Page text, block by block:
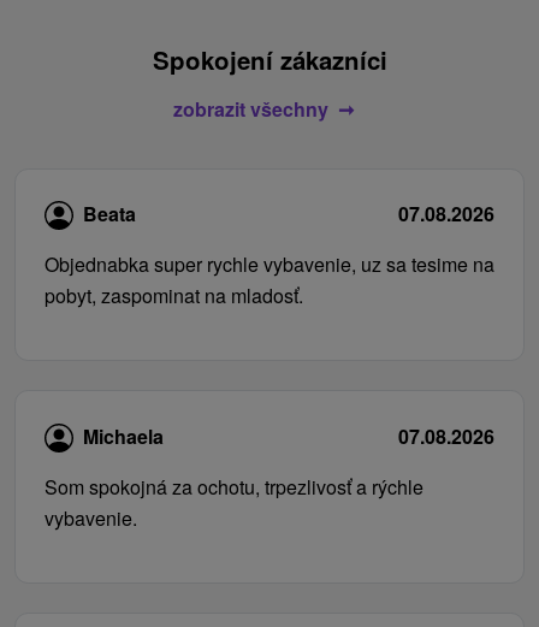
Spokojení zákazníci
zobrazit všechny
Beata
07.08.2026
Objednabka super rychle vybavenie, uz sa tesime na
pobyt, zaspominat na mladosť.
Michaela
07.08.2026
Som spokojná za ochotu, trpezlivosť a rýchle
vybavenie.